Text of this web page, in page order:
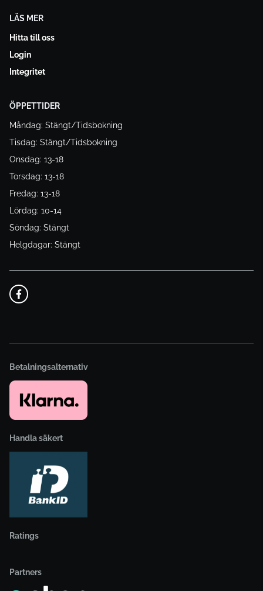
LÄS MER
Hitta till oss
Login
Integritet
ÖPPETTIDER
Måndag: Stängt/Tidsbokning
Tisdag: Stängt/Tidsbokning
Onsdag: 13-18
Torsdag: 13-18
Fredag: 13-18
Lördag: 10-14
Söndag: Stängt
Helgdagar: Stängt
Betalningsalternativ
Handla säkert
Ratings
Partners